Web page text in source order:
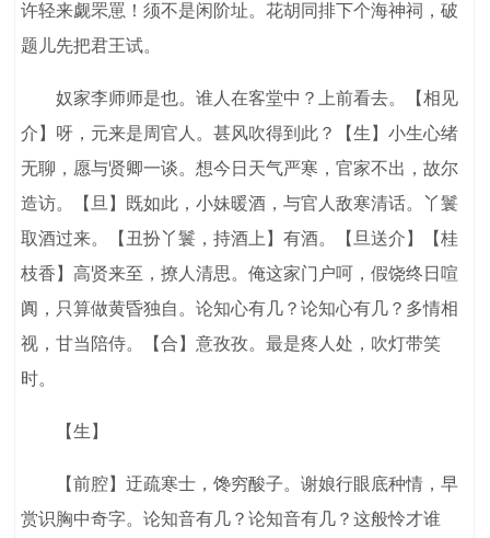
许轻来觑罘罳！须不是闲阶址。花胡同排下个海神祠，破
题儿先把君王试。
奴家李师师是也。谁人在客堂中？上前看去。【相见
介】呀，元来是周官人。甚风吹得到此？【生】小生心绪
无聊，愿与贤卿一谈。想今日天气严寒，官家不出，故尔
造访。【旦】既如此，小妹暖酒，与官人敌寒清话。丫鬟
取酒过来。【丑扮丫鬟，持酒上】有酒。【旦送介】【桂
枝香】高贤来至，撩人清思。俺这家门户呵，假饶终日喧
阗，只算做黄昏独自。论知心有几？论知心有几？多情相
视，甘当陪侍。【合】意孜孜。最是疼人处，吹灯带笑
时。
【生】
【前腔】迂疏寒士，馋穷酸子。谢娘行眼底种情，早
赏识胸中奇字。论知音有几？论知音有几？这般怜才谁